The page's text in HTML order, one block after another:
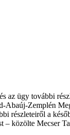
az ügy további
Abaúj-Zemplén
részleteiről a
– közölte Mecser